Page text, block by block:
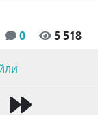
0 5 518